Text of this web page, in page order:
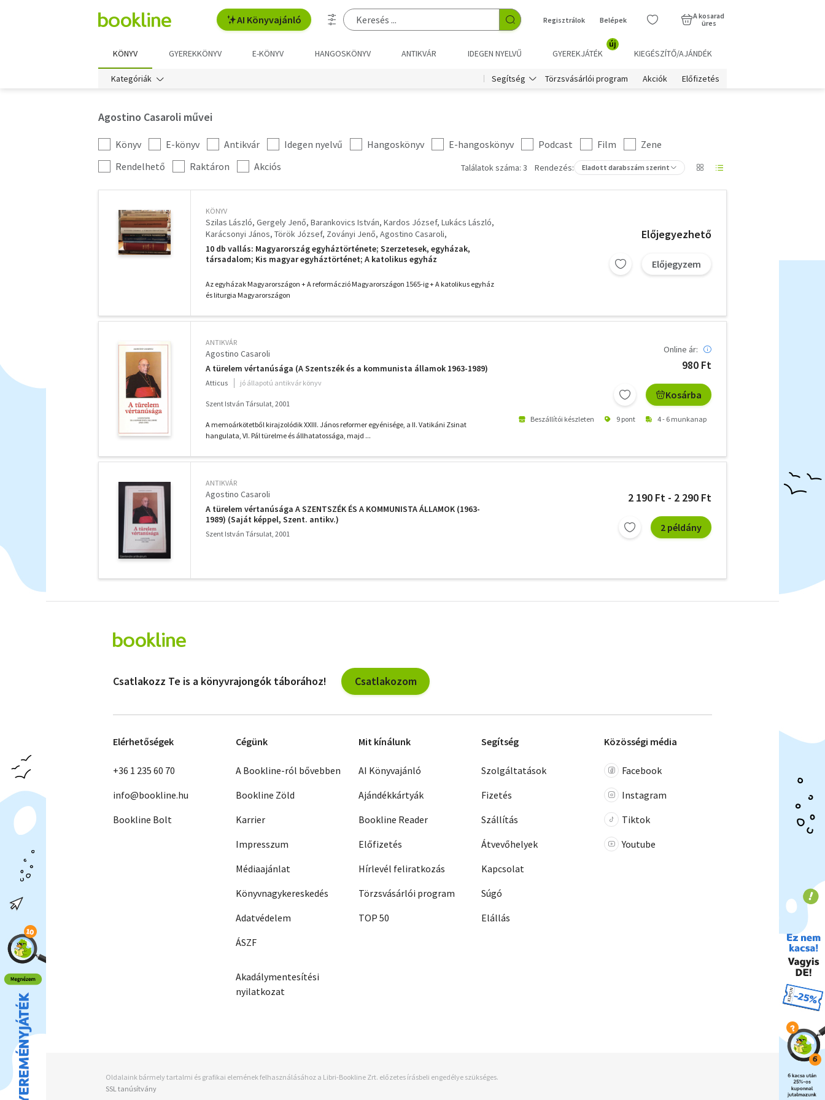
AI Könyvajánló Regisztrálok Belépek
A kosarad
üres
KÖNYV GYEREKKÖNYV E-KÖNYV HANGOSKÖNYV ANTIKVÁR IDEGEN NYELVŰ GYEREKJÁTÉK
új
KIEGÉSZÍTŐ/AJÁNDÉK
Kategóriák Segítség Törzsvásárlói program Akciók Előfizetés
Agostino Casaroli művei
Kategória
szűrés
Könyv E-könyv Antikvár Idegen nyelvű Hangoskönyv E-hangoskönyv Podcast Film
Zene
További
szűrők
Rendelhető Raktáron Akciós Találatok száma: 3 Rendezés: Eladott darabszám szerint
KÖNYV
Szilas László Gergely Jenő Barankovics István Kardos József Lukács László
Karácsonyi János Török József Zoványi Jenő Agostino Casaroli
J. W. Kowalski
10 db vallás: Magyarország egyháztörténete; Szerzetesek, egyházak,
társadalom; Kis magyar egyháztörténet; A katolikus egyház
Az egyház mozgástereiről a mai Magyarországon
Az egyházak Magyarországon + A reformáczió Magyarországon 1565-ig + A katolikus egyház
és liturgia Magyarországon
Előjegyezhető
Előjegyzem
ANTIKVÁR
Agostino Casaroli
A türelem vértanúsága (A Szentszék és a kommunista államok 1963-1989)
Atticus jó állapotú antikvár könyv
Szent István Társulat, 2001
A memoárkötetből kirajzolódik XXIII. János reformer egyénisége, a II. Vatikáni Zsinat
hangulata, VI. Pál türelme és állhatatossága, majd ...
Online ár:
980 Ft
Kosárba
Beszállítói készleten 9 pont 4 - 6 munkanap
ANTIKVÁR
Agostino Casaroli
A türelem vértanúsága A SZENTSZÉK ÉS A KOMMUNISTA ÁLLAMOK (1963-
1989) (Saját képpel, Szent. antikv.)
Szent István Társulat, 2001
2 190 Ft - 2 290 Ft
2 példány
szűrők
Csatlakozz Te is a könyvrajongók táborához! Csatlakozom
Elérhetőségek
+36 1 235 60 70
info@bookline.hu
Bookline Bolt
Cégünk
A Bookline-ról bővebben
Bookline Zöld
Karrier
Impresszum
Médiaajánlat
Könyvnagykereskedés
Adatvédelem
ÁSZF
Akadálymentesítési
nyilatkozat
Mit kínálunk
AI Könyvajánló
Ajándékkártyák
Bookline Reader
Előfizetés
Hírlevél feliratkozás
Törzsvásárlói program
TOP 50
Segítség
Szolgáltatások
Fizetés
Szállítás
Átvevőhelyek
Kapcsolat
Súgó
Elállás
Közösségi média
Facebook
Instagram
Tiktok
Youtube
Oldalaink bármely tartalmi és grafikai elemének felhasználásához a Libri-Bookline Zrt. előzetes írásbeli engedélye szükséges.
SSL tanúsítvány